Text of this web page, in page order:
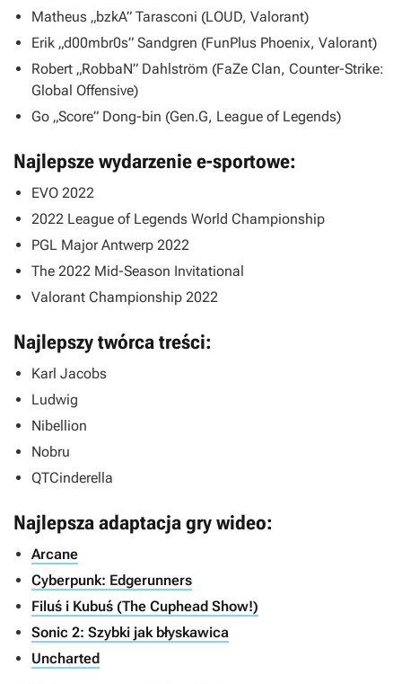
Matheus „bzkA” Tarasconi (LOUD, Valorant)
Erik „d00mbr0s” Sandgren (FunPlus Phoenix, Valorant)
Robert „RobbaN” Dahlström (FaZe Clan, Counter-Strike:
Global Offensive)
Go „Score” Dong-bin (Gen.G, League of Legends)
Najlepsze wydarzenie e-sportowe:
EVO 2022
2022 League of Legends World Championship
PGL Major Antwerp 2022
The 2022 Mid-Season Invitational
Valorant Championship 2022
Najlepszy twórca treści:
Karl Jacobs
Ludwig
Nibellion
Nobru
QTCinderella
Najlepsza adaptacja gry wideo:
Arcane
Cyberpunk: Edgerunners
Filuś i Kubuś (The Cuphead Show!)
Sonic 2: Szybki jak błyskawica
Uncharted